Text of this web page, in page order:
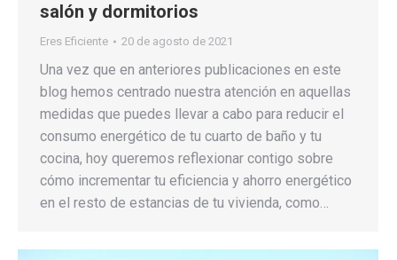
salón y dormitorios
Eres Eficiente 20 de agosto de 2021
Una vez que en anteriores publicaciones en este
blog hemos centrado nuestra atención en aquellas
medidas que puedes llevar a cabo para reducir el
consumo energético de tu cuarto de baño y tu
cocina, hoy queremos reflexionar contigo sobre
cómo incrementar tu eficiencia y ahorro energético
en el resto de estancias de tu vivienda, como…